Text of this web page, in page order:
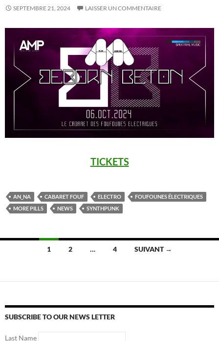
SEPTEMBRE 21, 2024 LAISSER UN COMMENTAIRE
TICKETS
AN_NA CABARET FOUF ELECTRO
FOUFOUNES ÉLECTRIQUES
MORE PILLS
NEWS SYNTHPUNK
Navigation
articles
1 2 … 4 SUIVANT →
SUBSCRIBE TO OUR NEWS LETTER
Last Name